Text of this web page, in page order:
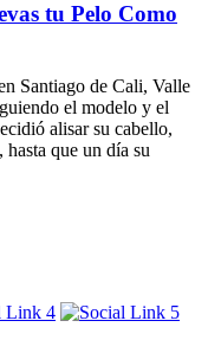
tu Pelo Como
Santiago de Cali, Valle
el modelo y el
alisar su cabello,
que un día su